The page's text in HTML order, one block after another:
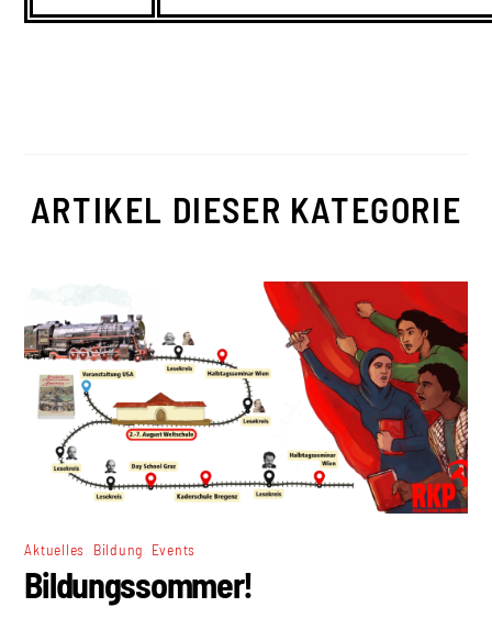
ARTIKEL DIESER KATEGORIE
Aktuelles Bildung Events
Bildungssommer!